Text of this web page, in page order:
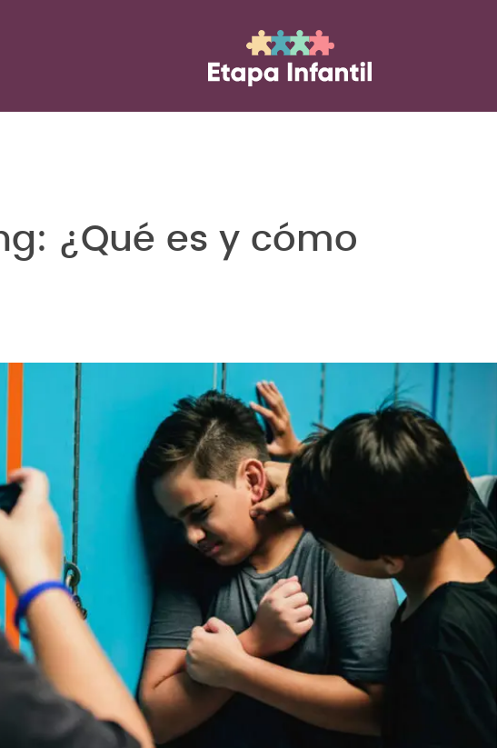
¿Qué es y cómo